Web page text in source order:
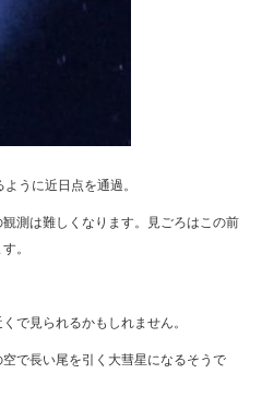
うに近日点を通過。
測は難しくなります。見ごろはこの前
。
で見られるかもしれません。
で長い尾を引く大彗星になるそうで